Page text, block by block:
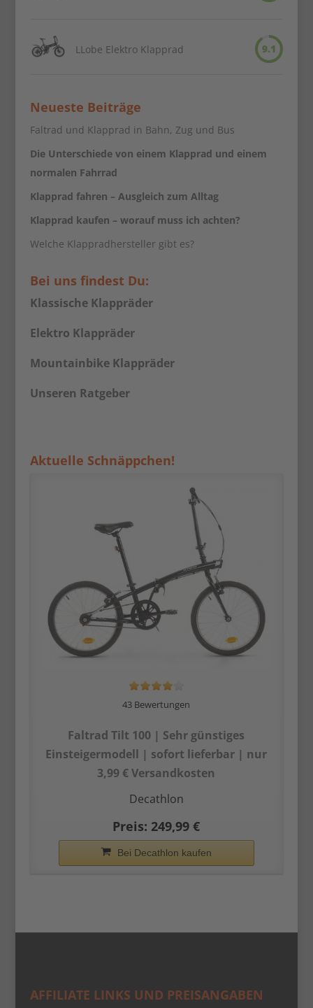
LLobe Elektro Klapprad 9.1
Neueste Beiträge
Faltrad und Klapprad in Bahn, Zug und Bus
Die Unterschiede von einem Klapprad und einem
normalen Fahrrad
Klapprad fahren – Ausgleich zum Alltag
Klapprad kaufen – worauf muss ich achten?
Welche Klappradhersteller gibt es?
Bei uns findest Du:
Klassische Klappräder
Elektro Klappräder
Mountainbike Klappräder
Unseren Ratgeber
Aktuelle Schnäppchen!
43 Bewertungen
Faltrad Tilt 100 | Sehr günstiges
Einsteiger­modell | sofort lieferbar | nur
3,99 € Versandkosten
Decathlon
Preis: 249,99 €
Bei Decathlon kaufen
AFFILIATE LINKS UND PREISANGABEN